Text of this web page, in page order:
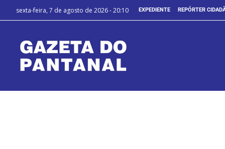
sexta-feira, 7 de agosto de 2026 - 20:10 EXPEDIENTE REPÓRTER